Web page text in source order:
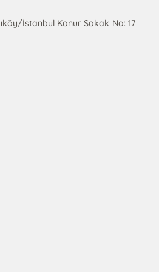
İstanbul Konur Sokak No: 17